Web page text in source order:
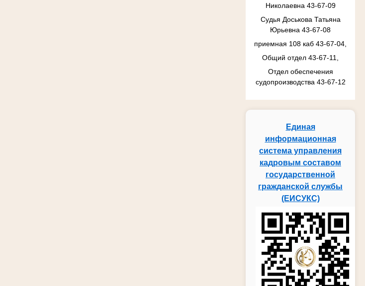
Николаевна 43-67-09
Судья Доськова Татьяна
Юрьевна 43-67-08
приемная 108 каб 43-67-04,
Общий отдел 43-67-11,
Отдел обеспечения
судопроизводства 43-67-12
Единая
информационная
система управления
кадровым составом
государственной
гражданской службы
(ЕИСУКС)